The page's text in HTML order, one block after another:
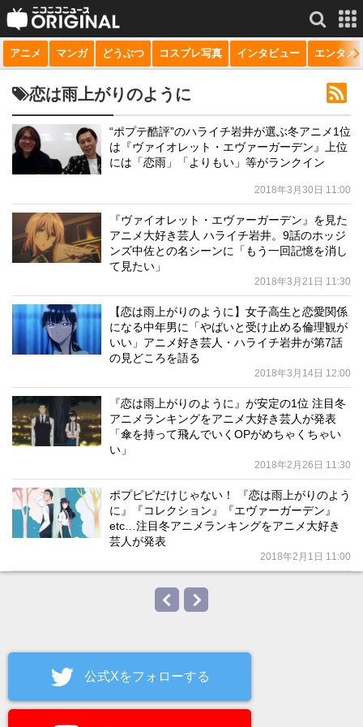
サービス一覧 もっと見る
niconico
動画
生放送
チャンネル
マンガ
アニメ マンガ どうぶつ コスプレ写真 インタビュー エンタメ
恋は雨上がりのように
“ポプテ酷評”のハライチ岩井が選ぶ冬アニメ1位
は『ヴァイオレット・エヴァーガーデン』上位
には「恋雨」「よりもい」等がランクイン
2018年3月30日 11:00
『ヴァイオレット・エヴァーガーデン』を見た
アニメ大好き芸人 ハライチ岩井。9話のホッジ
ンズ中佐との名シーンに「もう一回記憶を消し
て見たい」
2018年3月21日 11:30
【恋は雨上がりのように】女子高生と恋愛関係
になる中年男に「やばいと受け止める倫理観が
いい」アニメ好き芸人・ハライチ岩井が第7話
の見どころを語る
2018年3月14日 12:00
『恋は雨上がりのように』が安定の1位 注目冬
アニメランキングをアニメ大好き芸人が発表
「傘を持って飛んでいくOPがめちゃくちゃい
い」
2018年2月26日 11:30
ポプピピだけじゃない！ 『恋は雨上がりのよう
に』『コレクション』『エヴァーガーデン』
etc…注目冬アニメランキングをアニメ大好き
芸人が発表
2018年2月1日 11:00
公式Xをフォローする